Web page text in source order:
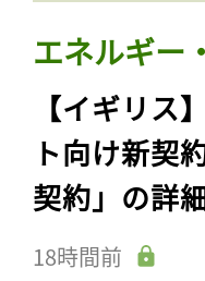
エネルギー
【イギリス
ト向け新契
契約」の詳
18時間前